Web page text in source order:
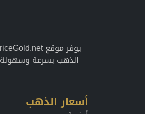
الذهب بسرعة
أسعار الذهب